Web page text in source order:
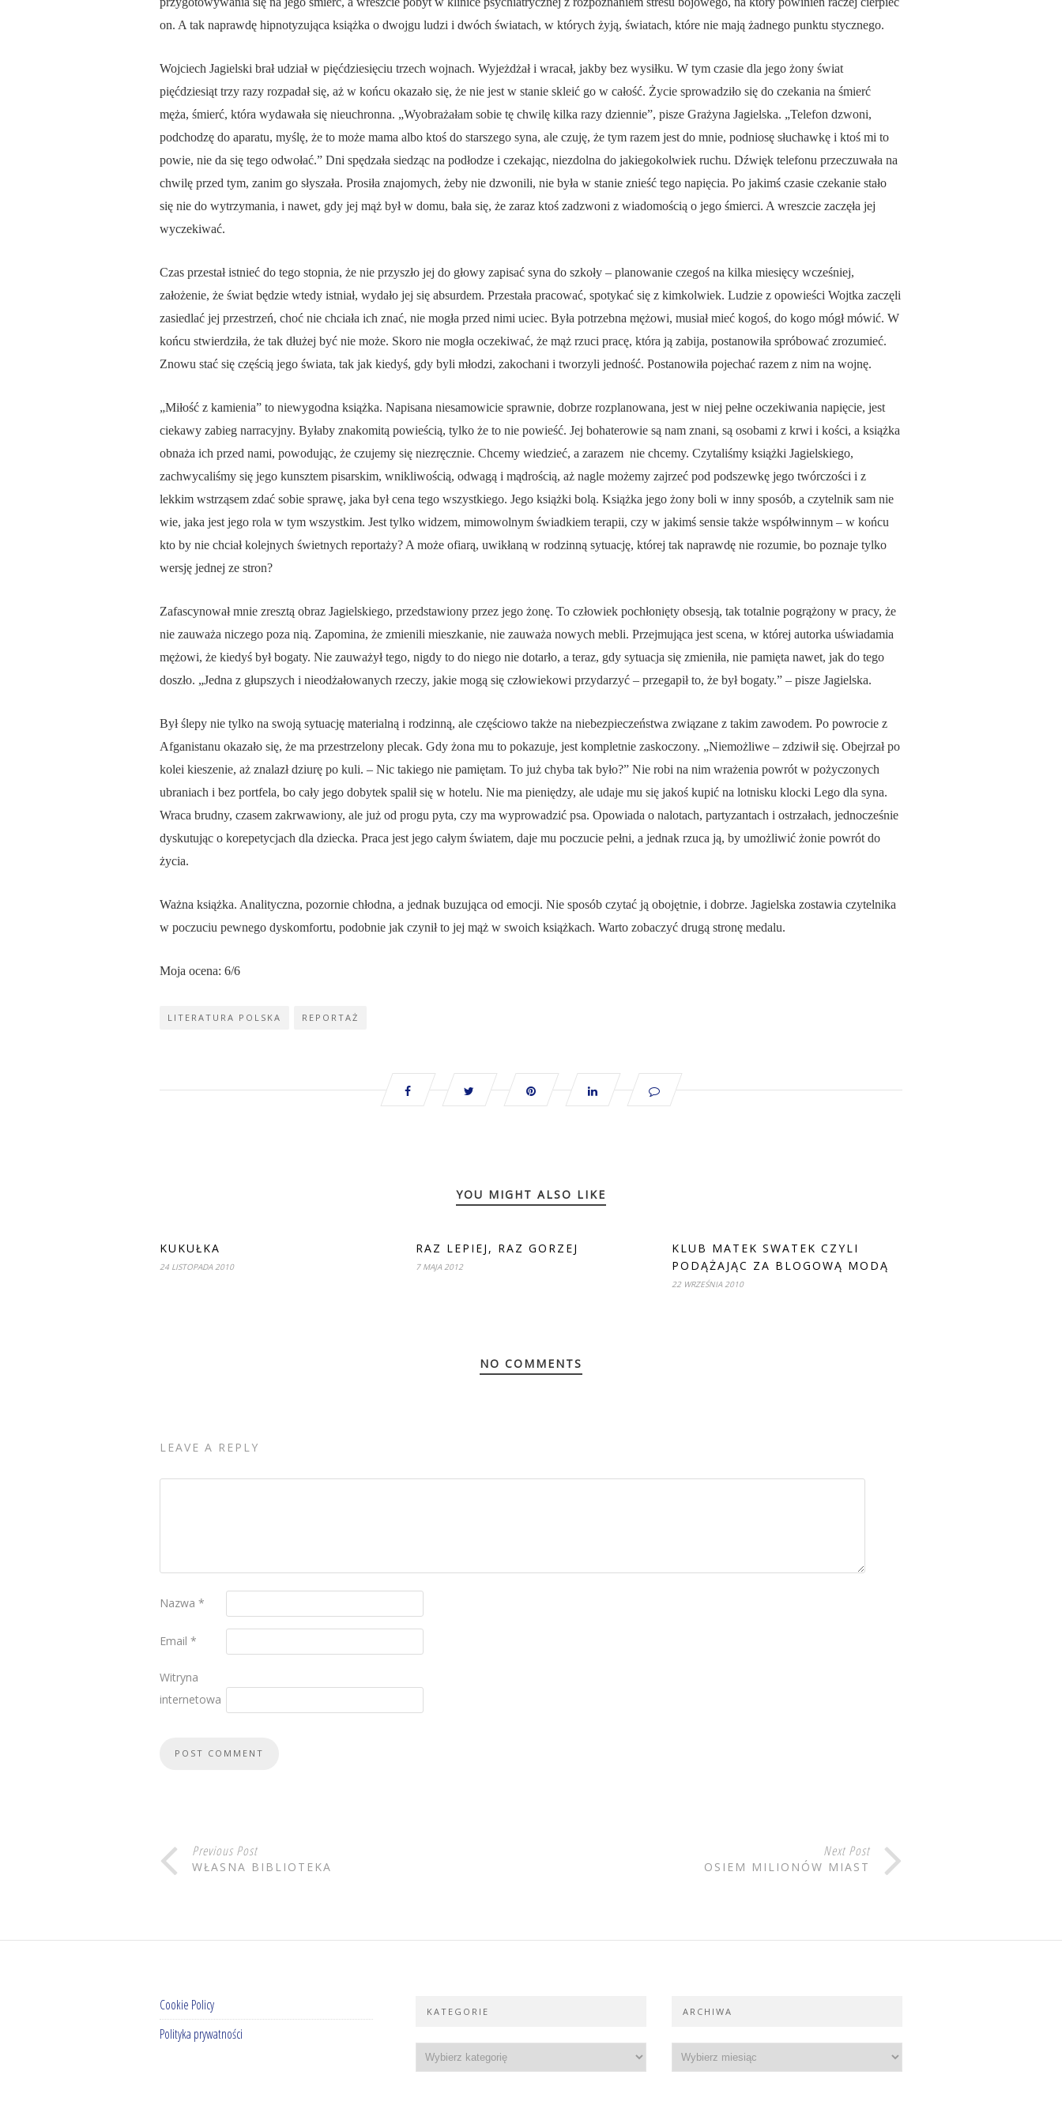
on. A tak naprawdę hipnotyzująca książka o dwojgu ludzi i dwóch światach, w których żyją, światach, które nie mają żadnego punktu stycznego.
Wojciech Jagielski brał udział w pięćdziesięciu trzech wojnach. Wyjeżdżał i wracał, jakby bez wysiłku. W tym czasie dla jego żony świat
pięćdziesiąt trzy razy rozpadał się, aż w końcu okazało się, że nie jest w stanie skleić go w całość. Życie sprowadziło się do czekania na śmierć
męża, śmierć, która wydawała się nieuchronna. „Wyobrażałam sobie tę chwilę kilka razy dziennie”, pisze Grażyna Jagielska. „Telefon dzwoni,
podchodzę do aparatu, myślę, że to może mama albo ktoś do starszego syna, ale czuję, że tym razem jest do mnie, podniosę słuchawkę i ktoś mi to
powie, nie da się tego odwołać.” Dni spędzała siedząc na podłodze i czekając, niezdolna do jakiegokolwiek ruchu. Dźwięk telefonu przeczuwała na
chwilę przed tym, zanim go słyszała. Prosiła znajomych, żeby nie dzwonili, nie była w stanie znieść tego napięcia. Po jakimś czasie czekanie stało
się nie do wytrzymania, i nawet, gdy jej mąż był w domu, bała się, że zaraz ktoś zadzwoni z wiadomością o jego śmierci. A wreszcie zaczęła jej
wyczekiwać.
Czas przestał istnieć do tego stopnia, że nie przyszło jej do głowy zapisać syna do szkoły – planowanie czegoś na kilka miesięcy wcześniej,
założenie, że świat będzie wtedy istniał, wydało jej się absurdem. Przestała pracować, spotykać się z kimkolwiek. Ludzie z opowieści Wojtka zaczęli
zasiedlać jej przestrzeń, choć nie chciała ich znać, nie mogła przed nimi uciec. Była potrzebna mężowi, musiał mieć kogoś, do kogo mógł mówić. W
końcu stwierdziła, że tak dłużej być nie może. Skoro nie mogła oczekiwać, że mąż rzuci pracę, która ją zabija, postanowiła spróbować zrozumieć.
Znowu stać się częścią jego świata, tak jak kiedyś, gdy byli młodzi, zakochani i tworzyli jedność. Postanowiła pojechać razem z nim na wojnę.
„Miłość z kamienia” to niewygodna książka. Napisana niesamowicie sprawnie, dobrze rozplanowana, jest w niej pełne oczekiwania napięcie, jest
ciekawy zabieg narracyjny. Byłaby znakomitą powieścią, tylko że to nie powieść. Jej bohaterowie są nam znani, są osobami z krwi i kości, a książka
obnaża ich przed nami, powodując, że czujemy się niezręcznie. Chcemy wiedzieć, a zarazem nie chcemy. Czytaliśmy książki Jagielskiego,
zachwycaliśmy się jego kunsztem pisarskim, wnikliwością, odwagą i mądrością, aż nagle możemy zajrzeć pod podszewkę jego twórczości i z
lekkim wstrząsem zdać sobie sprawę, jaka był cena tego wszystkiego. Jego książki bolą. Książka jego żony boli w inny sposób, a czytelnik sam nie
wie, jaka jest jego rola w tym wszystkim. Jest tylko widzem, mimowolnym świadkiem terapii, czy w jakimś sensie także współwinnym – w końcu
kto by nie chciał kolejnych świetnych reportaży? A może ofiarą, uwikłaną w rodzinną sytuację, której tak naprawdę nie rozumie, bo poznaje tylko
wersję jednej ze stron?
Zafascynował mnie zresztą obraz Jagielskiego, przedstawiony przez jego żonę. To człowiek pochłonięty obsesją, tak totalnie pogrążony w pracy, że
nie zauważa niczego poza nią. Zapomina, że zmienili mieszkanie, nie zauważa nowych mebli. Przejmująca jest scena, w której autorka uświadamia
mężowi, że kiedyś był bogaty. Nie zauważył tego, nigdy to do niego nie dotarło, a teraz, gdy sytuacja się zmieniła, nie pamięta nawet, jak do tego
doszło. „Jedna z głupszych i nieodżałowanych rzeczy, jakie mogą się człowiekowi przydarzyć – przegapił to, że był bogaty.” – pisze Jagielska.
Był ślepy nie tylko na swoją sytuację materialną i rodzinną, ale częściowo także na niebezpieczeństwa związane z takim zawodem. Po powrocie z
Afganistanu okazało się, że ma przestrzelony plecak. Gdy żona mu to pokazuje, jest kompletnie zaskoczony. „Niemożliwe – zdziwił się. Obejrzał po
kolei kieszenie, aż znalazł dziurę po kuli. – Nic takiego nie pamiętam. To już chyba tak było?” Nie robi na nim wrażenia powrót w pożyczonych
ubraniach i bez portfela, bo cały jego dobytek spalił się w hotelu. Nie ma pieniędzy, ale udaje mu się jakoś kupić na lotnisku klocki Lego dla syna.
Wraca brudny, czasem zakrwawiony, ale już od progu pyta, czy ma wyprowadzić psa. Opowiada o nalotach, partyzantach i ostrzałach, jednocześnie
dyskutując o korepetycjach dla dziecka. Praca jest jego całym światem, daje mu poczucie pełni, a jednak rzuca ją, by umożliwić żonie powrót do
życia.
Ważna książka. Analityczna, pozornie chłodna, a jednak buzująca od emocji. Nie sposób czytać ją obojętnie, i dobrze. Jagielska zostawia czytelnika
w poczuciu pewnego dyskomfortu, podobnie jak czynił to jej mąż w swoich książkach. Warto zobaczyć drugą stronę medalu.
Moja ocena: 6/6
LITERATURA POLSKA REPORTAŻ
YOU MIGHT ALSO LIKE
KUKUŁKA
24 LISTOPADA 2010
RAZ LEPIEJ, RAZ GORZEJ
7 MAJA 2012
KLUB MATEK SWATEK CZYLI
PODĄŻAJĄC ZA BLOGOWĄ MODĄ
22 WRZEŚNIA 2010
NO COMMENTS
LEAVE A REPLY
Nazwa *
Email *
Witryna
internetowa
Previous Post
WŁASNA BIBLIOTEKA
Next Post
OSIEM MILIONÓW MIAST
Cookie Policy
Polityka prywatności
KATEGORIE ARCHIWA